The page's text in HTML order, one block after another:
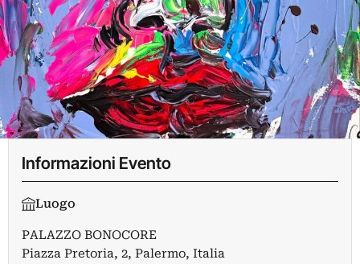
Informazioni Evento
Luogo
PALAZZO BONOCORE
Piazza Pretoria, 2, Palermo, Italia